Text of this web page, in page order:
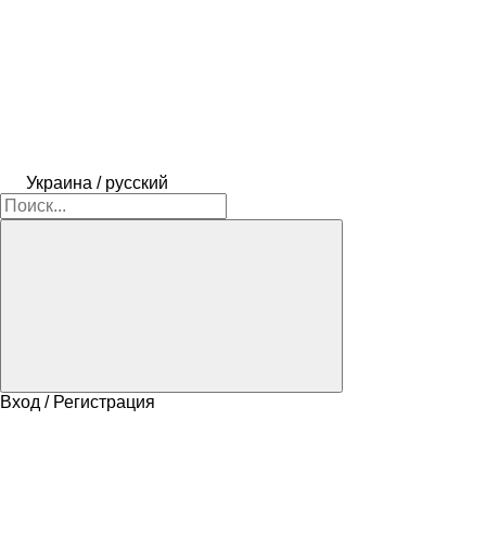
Украина / русский
Вход / Регистрация